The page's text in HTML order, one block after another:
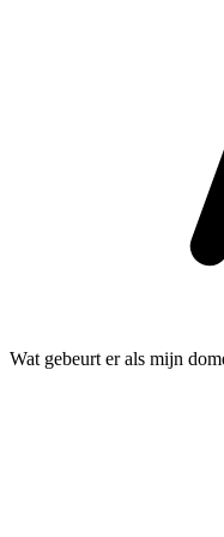
Wat gebeurt er als mijn